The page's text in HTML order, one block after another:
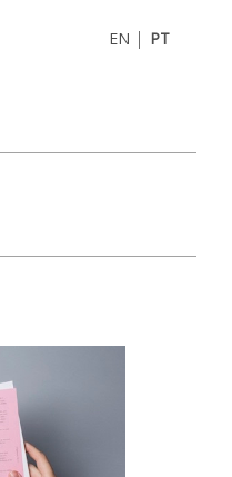
EN | PT